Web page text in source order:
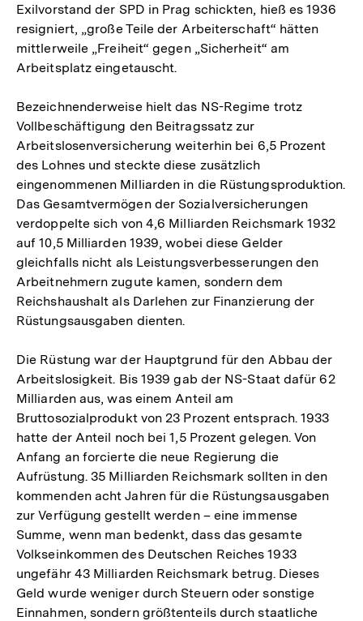
Exilvorstand der SPD in Prag schickten, hieß es 1936
resigniert, „große Teile der Arbeiterschaft“ hätten
mittlerweile „Freiheit“ gegen „Sicherheit“ am
Arbeitsplatz eingetauscht.
Bezeichnenderweise hielt das NS-Regime trotz
Vollbeschäftigung den Beitragssatz zur
Arbeitslosenversicherung weiterhin bei 6,5 Prozent
des Lohnes und steckte diese zusätzlich
eingenommenen Milliarden in die Rüstungsproduktion.
Das Gesamtvermögen der Sozialversicherungen
verdoppelte sich von 4,6 Milliarden Reichsmark 1932
auf 10,5 Milliarden 1939, wobei diese Gelder
gleichfalls nicht als Leistungsverbesserungen den
Arbeitnehmern zugute kamen, sondern dem
Reichshaushalt als Darlehen zur Finanzierung der
Rüstungsausgaben dienten.
Die Rüstung war der Hauptgrund für den Abbau der
Arbeitslosigkeit. Bis 1939 gab der NS-Staat dafür 62
Milliarden aus, was einem Anteil am
Bruttosozialprodukt von 23 Prozent entsprach. 1933
hatte der Anteil noch bei 1,5 Prozent gelegen. Von
Anfang an forcierte die neue Regierung die
Aufrüstung. 35 Milliarden Reichsmark sollten in den
kommenden acht Jahren für die Rüstungsausgaben
zur Verfügung gestellt werden – eine immense
Summe, wenn man bedenkt, dass das gesamte
Volkseinkommen des Deutschen Reiches 1933
ungefähr 43 Milliarden Reichsmark betrug. Dieses
Geld wurde weniger durch Steuern oder sonstige
Einnahmen, sondern größtenteils durch staatliche